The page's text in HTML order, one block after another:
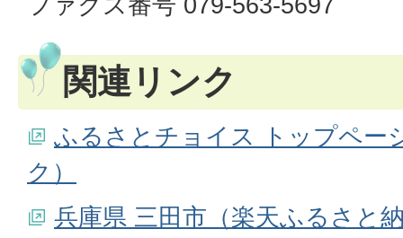
関連リンク
ふるさとチョイス トップペー
ク）
兵庫県 三田市（楽天ふるさと